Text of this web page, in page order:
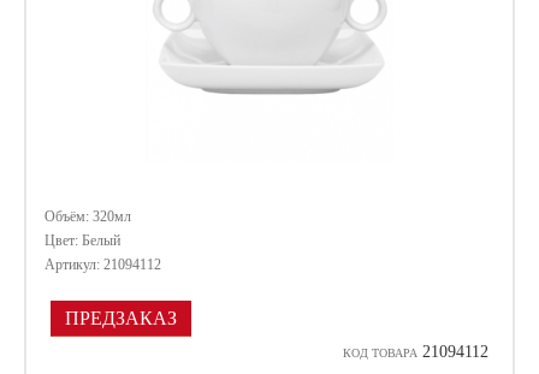
Объём: 320мл
Цвет: Белый
Артикул: 21094112
ПРЕДЗАКАЗ
КОД ТОВАРА 21094112